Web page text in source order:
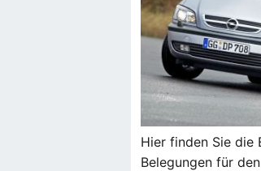
Hier finden Sie die
Belegungen für